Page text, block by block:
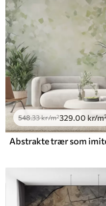
548.33kr/m²329 .00 kr/
Abstrakte trær som